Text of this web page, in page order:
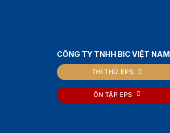
CÔNG TY TNHH BIC VIỆT NAM
THI THỬ EPS
ÔN TẬP EPS